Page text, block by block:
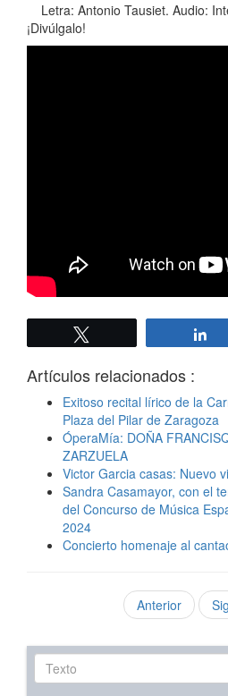
Letra: Antonio Tausiet. Audio:
¡Divúlgalo!
Artículos relacionados :
Exitoso recital lírico de la
Plaza del Pilar de Zaragoza
ÓperaMía: DOÑA
ZARZUELA
Victor Garcia casas: Nuevo
Sandra Casamayor, con el
del Concurso de Música
2024
Concierto homenaje al
Anterior
Texto